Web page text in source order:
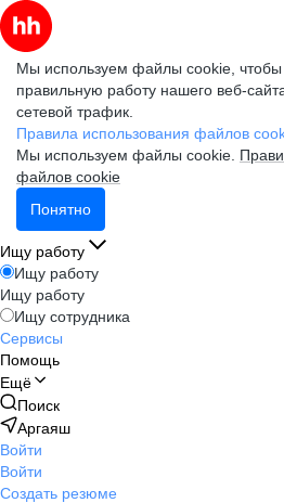
Мы используем файлы cookie, чтобы
правильную работу нашего веб-
сетевой трафик.
Правила использования файлов
Мы используем файлы cookie.
файлов cookie
Понятно
Ищу работу
Ищу работу
Ищу работу
Ищу сотрудника
Сервисы
Помощь
Ещё
Поиск
Аргаяш
Войти
Войти
Создать резюме